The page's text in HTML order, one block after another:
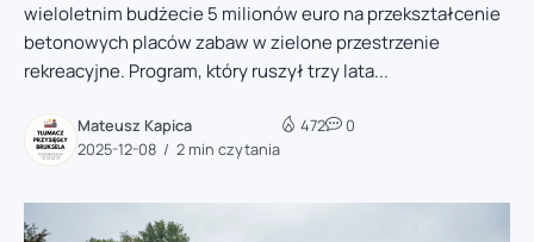
wieloletnim budżecie 5 milionów euro na przekształcenie
betonowych placów zabaw w zielone przestrzenie
rekreacyjne. Program, który ruszył trzy lata...
Mateusz Kapica
2025-12-08
2 min czytania
472 0